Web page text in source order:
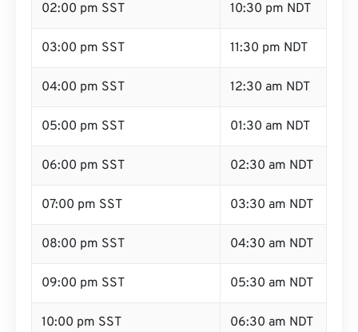
02:00 pm SST 10:30 pm NDT
03:00 pm SST 11:30 pm NDT
04:00 pm SST 12:30 am NDT
05:00 pm SST 01:30 am NDT
06:00 pm SST 02:30 am NDT
07:00 pm SST 03:30 am NDT
08:00 pm SST 04:30 am NDT
09:00 pm SST 05:30 am NDT
10:00 pm SST 06:30 am NDT